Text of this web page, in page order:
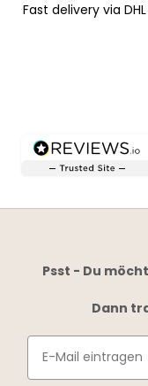
Fast delivery via
Psst - Du
Dann
Email